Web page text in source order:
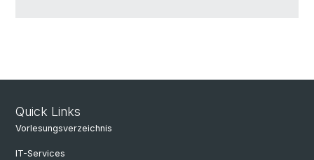
Quick Links
Vorlesungsverzeichnis
IT-Services